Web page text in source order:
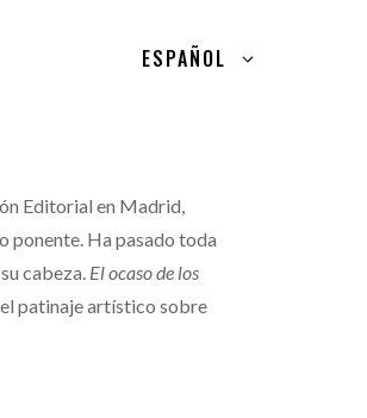
ESPAÑOL
Editorial en Madrid,
ponente. Ha pasado toda
cabeza. El ocaso de los
patinaje artístico sobre